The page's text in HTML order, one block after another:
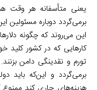
یعنی متأسفانه هر
برمی‌گردد دوباره مسئولین
این می‌روند که چگونه
کارهایی که در کشور کلید
تورم و نقدینگی دامن
برمی‌گردد و این‌که باید